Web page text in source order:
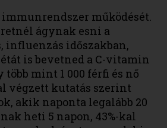
működését.
ágynak esni a
influenzás időszakban,
is bevetned a C-vitamin
több mint 1 000 férfi és nő
végzett kutatás szerint
akik naponta legalább 20
heti 5 napon, 43%-kal